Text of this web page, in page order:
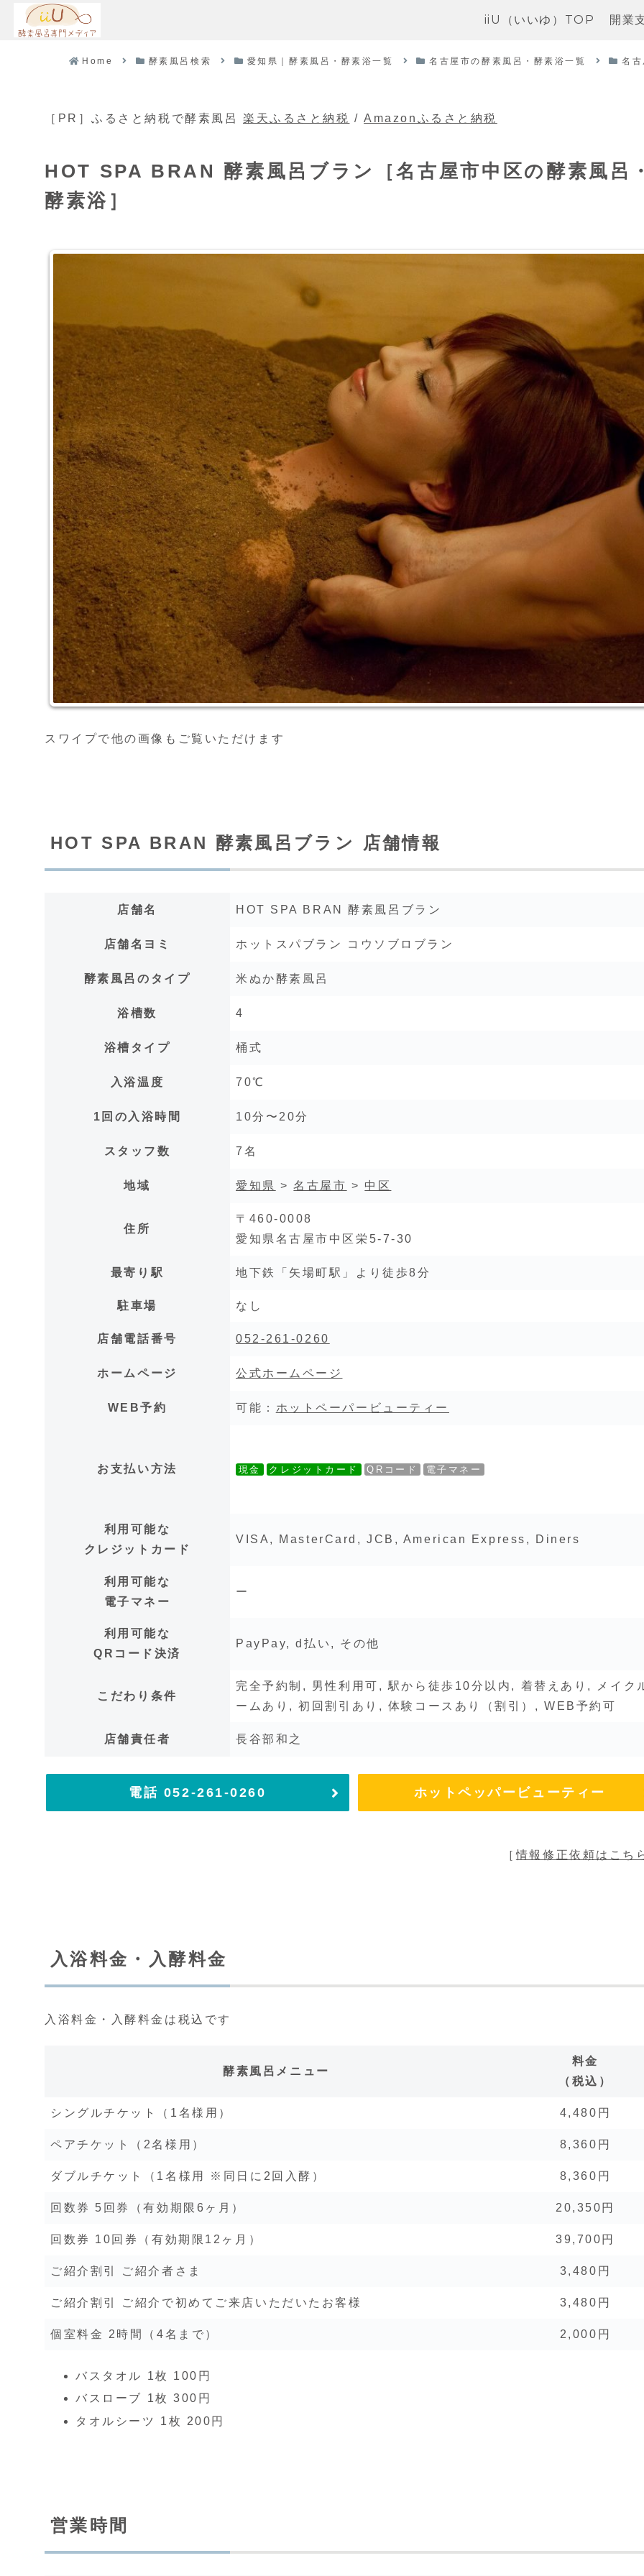
iiU（いいゆ）TOP 開業
Home 酵素風呂検索 愛知県｜酵素風呂・酵素浴一覧 名古屋市の酵素風呂・酵素浴一覧 名
［PR］ふるさと納税で酵素風呂 楽天ふるさと納税 /Amazonふるさと納税
HOT SPA BRAN 酵素風呂ブラン［名古屋市中区の酵素風呂・
酵素浴］
スワイプで他の画像もご覧いただけます
HOT SPA BRAN 酵素風呂ブラン 店舗情報
店舗名 HOT SPA BRAN 酵素風呂ブラン
店舗名ヨミ ホットスパブラン コウソブロブラン
酵素風呂のタイプ 米ぬか酵素風呂
浴槽数 4
浴槽タイプ 桶式
入浴温度 70℃
1回の入浴時間 10分〜20分
スタッフ数 7名
地域 愛知県 >名古屋市 > 中区
住所
〒460-0008
愛知県名古屋市中区栄5-7-30
最寄り駅 地下鉄「矢場町駅」より徒歩8分
駐車場 なし
店舗電話番号 052-261-0260
ホームページ 公式ホームページ
WEB予約 可能： ホットペーパービューティー
お支払い方法 現金 クレジットカード QRコード 電子マネー
利用可能な
クレジットカード
VISA, MasterCard, JCB, American Express, Diners
利用可能な
電子マネー
ー
利用可能な
QRコード決済
PayPay, d払い, その他
こだわり条件
完全予約制, 男性利用可, 駅から徒歩10分以内, 着替えあり, メイク
ームあり, 初回割引あり, 体験コースあり（割引）, WEB予約可
店舗責任者 長谷部和之
電話 052-261-0260 ホットペッパービューティー
［情報修正依頼はこち
入浴料金・入酵料金
入浴料金・入酵料金は税込です
酵素風呂メニュー
料金
（税込）
シングルチケット（1名様用） 4,480円
ペアチケット（2名様用） 8,360円
ダブルチケット（1名様用 ※同日に2回入酵） 8,360円
回数券 5回券（有効期限6ヶ月） 20,350円
回数券 10回券（有効期限12ヶ月） 39,700円
ご紹介割引 ご紹介者さま 3,480円
ご紹介割引 ご紹介で初めてご来店いただいたお客様 3,480円
個室料金 2時間（4名まで） 2,000円
バスタオル 1枚 100円
バスローブ 1枚 300円
タオルシーツ 1枚 200円
営業時間